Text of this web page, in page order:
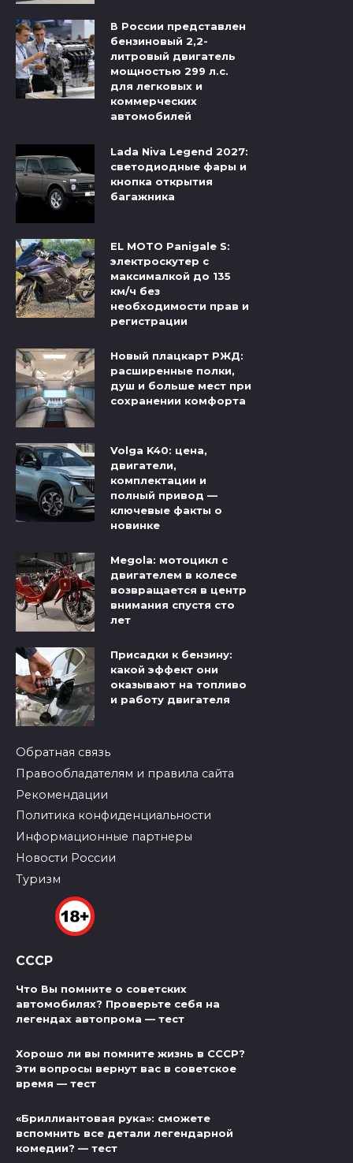
В России представлен
бензиновый 2,2-
литровый двигатель
мощностью 299 л.с.
для легковых и
коммерческих
автомобилей
Lada Niva Legend 2027:
светодиодные фары и
кнопка открытия
багажника
EL MOTO Panigale S:
электроскутер с
максималкой до 135
км/ч без
необходимости прав и
регистрации
Новый плацкарт РЖД:
расширенные полки,
душ и больше мест при
сохранении комфорта
Volga K40: цена,
двигатели,
комплектации и
полный привод —
ключевые факты о
новинке
Megola: мотоцикл с
двигателем в колесе
возвращается в центр
внимания спустя сто
лет
Присадки к бензину:
какой эффект они
оказывают на топливо
и работу двигателя
Обратная связь
Правообладателям и правила сайта
Рекомендации
Политика конфиденциальности
Информационные партнеры
Новости России
Туризм
СССР
Что Вы помните о советских
автомобилях? Проверьте себя на
легендах автопрома — тест
Хорошо ли вы помните жизнь в СССР?
Эти вопросы вернут вас в советское
время — тест
«Бриллиантовая рука»: сможете
вспомнить все детали легендарной
комедии? — тест